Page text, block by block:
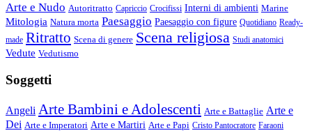
Arte e Nudo Autoritratto Capriccio Crocifissi Interni di ambienti Marine
Mitologia Natura morta Paesaggio Paesaggio con figure Quotidiano Ready-
made Ritratto Scena di genere Scena religiosa Studi anatomici
Vedute Vedutismo
Soggetti
Angeli Arte Bambini e Adolescenti Arte e Battaglie Arte e
Dei Arte e Imperatori Arte e Martiri Arte e Papi Cristo Pantocratore Faraoni